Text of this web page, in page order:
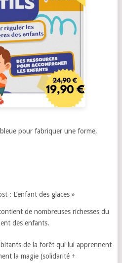
pour fabriquer une forme,
: L’enfant des glaces »
de nombreuses richesses du
des enfants.
de la forêt qui lui apprennent
la magie (solidarité +